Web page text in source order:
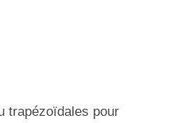
trapézoïdales pour